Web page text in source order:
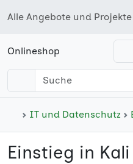
Alle Angebote und Projekte
Onlineshop
IT und Datenschutz
Einstieg in